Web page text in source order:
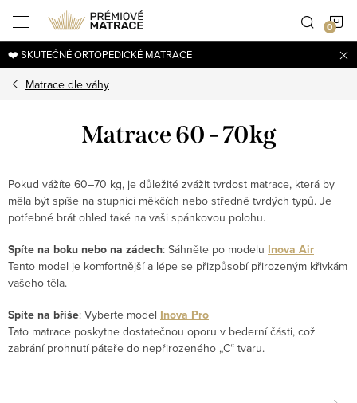
obsah
❤️ SKUTEČNÉ ORTOPEDICKÉ MATRACE
Matrace dle váhy
Matrace 60 - 70kg
Pokud vážíte 60–70 kg, je důležité zvážit tvrdost matrace, která by
měla být spíše na stupnici měkčích nebo středně tvrdých typů. Je
potřebné brát ohled také na vaši spánkovou polohu.
Spíte na boku nebo na zádech: Sáhněte po modelu Inova Air
Tento model je komfortnější a lépe se přizpůsobí přirozeným křivkám
vašeho těla.
Spíte na břiše: Vyberte model Inova Pro
Tato matrace poskytne dostatečnou oporu v bederní části, což
zabrání prohnutí páteře do nepřirozeného „C“ tvaru.